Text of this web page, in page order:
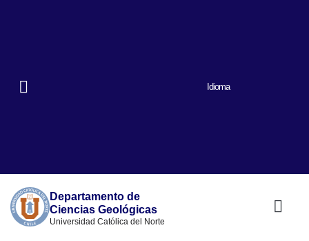
Idioma
Departamento de
Ciencias Geológicas
Universidad Católica del Norte